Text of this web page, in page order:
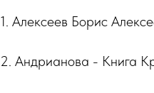
1. Алексеев Борис
2. Андрианова - Книга